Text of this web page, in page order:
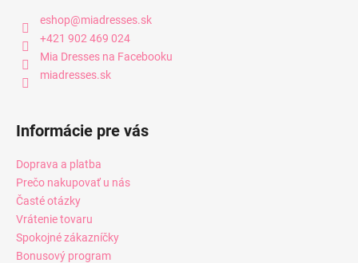
eshop@miadresses.sk
+421 902 469 024
Mia Dresses na Facebooku
miadresses.sk
Informácie pre vás
Doprava a platba
Prečo nakupovať u nás
Časté otázky
Vrátenie tovaru
Spokojné zákazníčky
Bonusový program